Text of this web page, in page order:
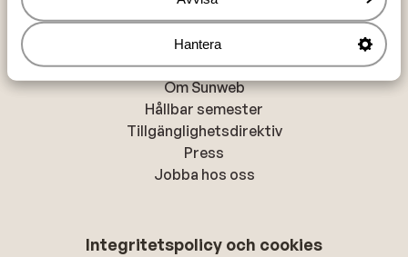
Hantera
Om Sunweb
Om Sunweb
Hållbar semester
Tillgänglighetsdirektiv
Press
Jobba hos oss
Integritetspolicy och cookies